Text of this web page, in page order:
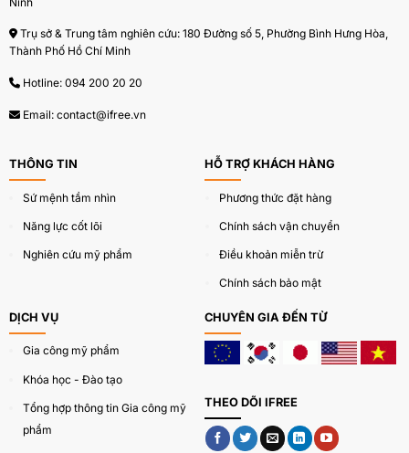
ngoại quan của mụn trứng cá, điều tiết bã
nhờn,giảm kích thước lỗ chân lông, giảm ban đỏ,
điều chỉnh giảm interleukin tiền viêm 6 và 8
Acne Defeat Complex
soát dầu, giảm viêm, kháng khuẩn, hạn chế mụn tái
Cam Thảo
: Giúp làm dịu da, giảm kích ứng, dưỡng
sáng da và hỗ trợ làm đều màu da sau mụn.
Trụ sở & Trung tâm nghiên cứu: 180 Đường số 5, Phường Bình Hưng Hòa,
Thành Phố Hồ Chí Minh
Hotline: 094 200 20 20
Email: contact@ifree.vn
THÔNG TIN
Sứ mệnh tầm nhìn
Năng lực cốt lõi
Nghiên cứu mỹ phẩm
HỖ TRỢ KHÁCH HÀNG
Phương thức đặt hàng
Chính sách vận chuyển
Điều khoản miễn trừ
Chính sách bảo mật
DỊCH VỤ
Gia công mỹ phẩm
Khóa học - Đào tạo
Tổng hợp thông tin Gia công mỹ
phẩm
CHUYÊN GIA ĐẾN TỪ
THEO DÕI IFREE